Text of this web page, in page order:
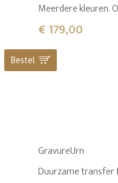
Meerdere kleuren.
€ 179,00
Bestel
GravureUrn
Duurzame